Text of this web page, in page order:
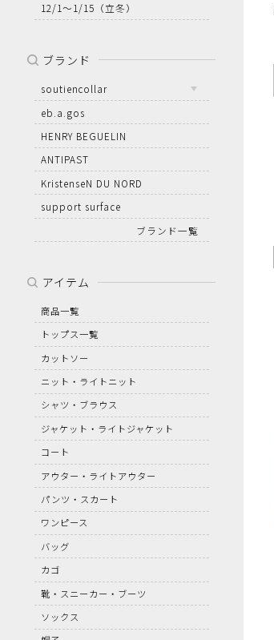
12/1～1/15 （立冬）
ブランド
soutiencollar
eb.a.gos
HENRY BEGUELIN
ANTIPAST
KristenseN DU NORD
support surface
ブランド一覧
アイテム
商品一覧
トップス一覧
カットソー
ニット・ライトニット
シャツ・ブラウス
ジャケット・ライトジャケット
コート
アウター・ライトアウター
パンツ・スカート
ワンピース
バッグ
カゴ
靴・スニーカー・ブーツ
ソックス